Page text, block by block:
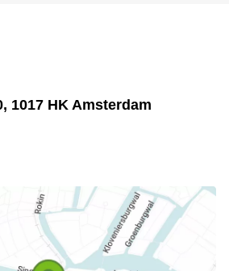
1017 HK Amsterdam